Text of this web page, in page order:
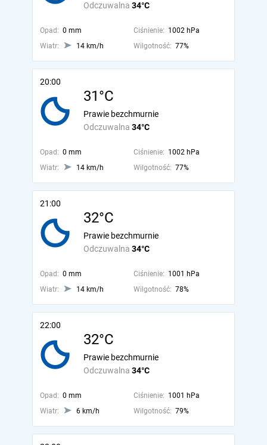
Odczuwalna 34°C
Opad: 0 mm Ciśnienie: 1002 hPa
Wiatr:
14 km/h Wilgotność: 77%
20:00
31°C
Odczuwalna 34°C
Prawie bezchmurnie
Opad: 0 mm Ciśnienie: 1002 hPa
Wiatr:
14 km/h Wilgotność: 77%
21:00
32°C
Odczuwalna 34°C
Prawie bezchmurnie
Opad: 0 mm Ciśnienie: 1001 hPa
Wiatr:
14 km/h Wilgotność: 78%
22:00
32°C
Odczuwalna 34°C
Prawie bezchmurnie
Opad: 0 mm Ciśnienie: 1001 hPa
Wiatr:
6 km/h Wilgotność: 79%